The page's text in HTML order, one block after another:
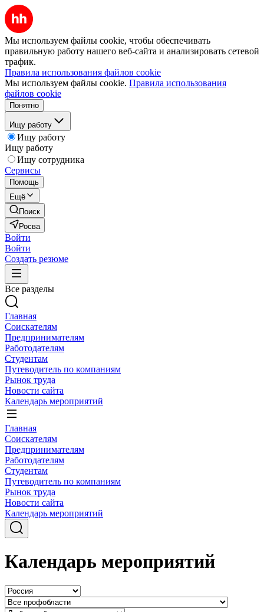
Мы используем файлы cookie, чтобы обеспечивать
правильную работу нашего веб-сайта и анализировать сетевой
трафик.
Правила использования файлов cookie
Мы используем файлы cookie. Правила использования
файлов cookie
Понятно
Ищу работу
Ищу работу
Ищу работу
Ищу сотрудника
Сервисы
Помощь
Ещё
Поиск
Росва
Войти
Войти
Создать резюме
Все разделы
Главная
Соискателям
Предпринимателям
Работодателям
Студентам
Путеводитель по компаниям
Рынок труда
Новости сайта
Календарь мероприятий
Главная
Соискателям
Предпринимателям
Работодателям
Студентам
Путеводитель по компаниям
Рынок труда
Новости сайта
Календарь мероприятий
Календарь мероприятий